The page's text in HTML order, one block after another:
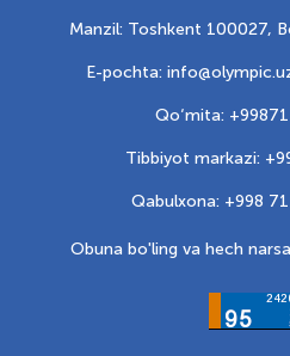
Manzil: Toshkent 100027,
E-pochta:
Qo‘mita:
Tibbiyot markazi:
Qabulxona: +998
Obuna bo'ling va hech